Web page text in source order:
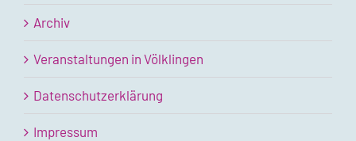
Archiv
Veranstaltungen in Völklingen
Datenschutzerklärung
Impressum